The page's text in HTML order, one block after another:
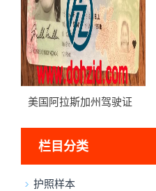
美国阿拉斯加州驾驶证
栏目分类
护照样本